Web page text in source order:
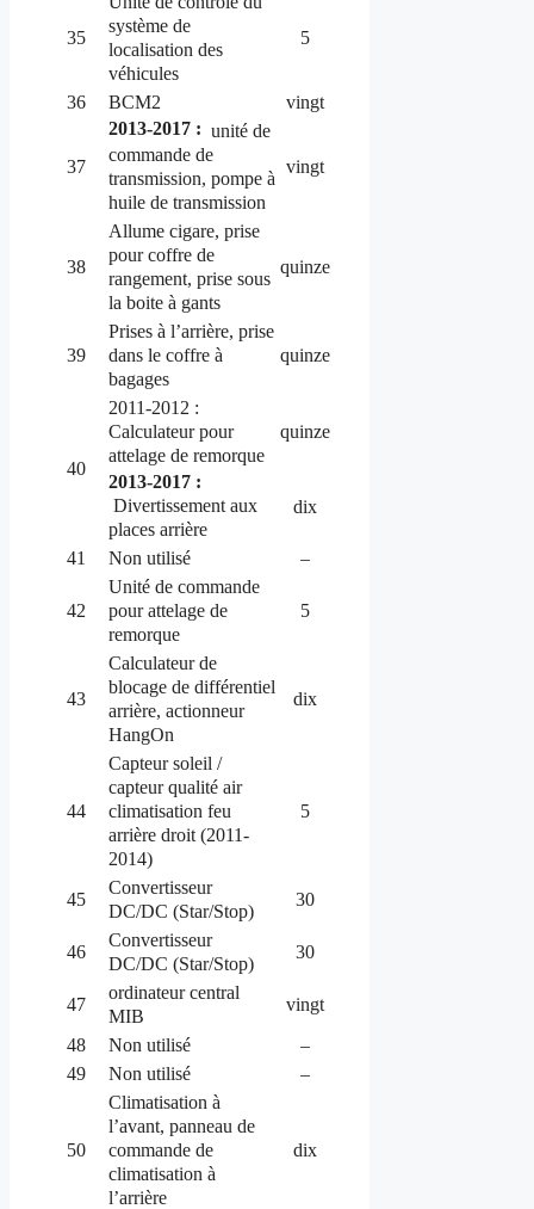
35
système de
localisation des
véhicules
5
36 BCM2 vingt
37
2013-2017 : unité de
commande de
transmission, pompe à
huile de transmission
vingt
38
Allume cigare, prise
pour coffre de
rangement, prise sous
la boite à gants
quinze
39
Prises à l’arrière, prise
dans le coffre à
bagages
quinze
40
2011-2012 :
Calculateur pour
attelage de remorque
quinze
2013-2017 :
Divertissement aux
places arrière
dix
41 Non utilisé –
42
Unité de commande
pour attelage de
remorque
5
43
Calculateur de
blocage de différentiel
arrière, actionneur
HangOn
dix
44
Capteur soleil /
capteur qualité air
climatisation feu
arrière droit (2011-
2014)
5
45
Convertisseur
DC/DC (Star/Stop)
30
46
Convertisseur
DC/DC (Star/Stop)
30
47
ordinateur central
MIB
vingt
48
Non utilisé
–
49
Non utilisé –
50
Climatisation à
l’avant, panneau de
commande de
climatisation à
l’arrière
dix